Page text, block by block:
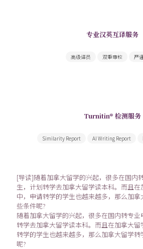
专业汉英互译服务
高级译员 双重审校 严
Turnitin® 检测服务
Similarity Report AI Writing Report
[导读]随着加拿大留学的兴起，很多在国内
生，计划转学去加拿大留学读本科。而且
中，申请转学的学生也越来越多，那么加
些条件呢?
随着加拿大留学的兴起，很多在国内转专
转学去加拿大留学读本科。而且在加拿大
转学的学生也越来越多，那么加拿大留学
呢?